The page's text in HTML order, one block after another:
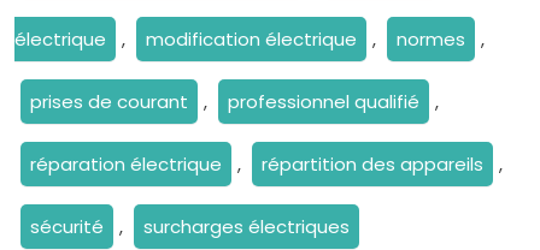
électrique , modification électrique , normes ,
prises de courant , professionnel qualifié ,
réparation électrique , répartition des appareils ,
sécurité , surcharges électriques